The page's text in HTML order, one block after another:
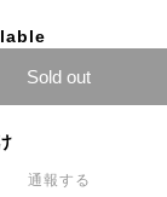
Sold out
通報する